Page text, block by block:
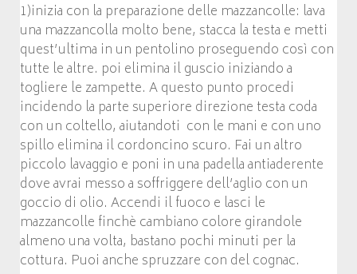
1)inizia con la preparazione delle mazzancolle: lava
una mazzancolla molto bene, stacca la testa e metti
quest’ultima in un pentolino proseguendo così con
tutte le altre. poi elimina il guscio iniziando a
togliere le zampette. A questo punto procedi
incidendo la parte superiore direzione testa coda
con un coltello, aiutandoti con le mani e con uno
spillo elimina il cordoncino scuro. Fai un altro
piccolo lavaggio e poni in una padella antiaderente
dove avrai messo a soffriggere dell’aglio con un
goccio di olio. Accendi il fuoco e lasci le
mazzancolle finchè cambiano colore girandole
almeno una volta, bastano pochi minuti per la
cottura. Puoi anche spruzzare con del cognac.